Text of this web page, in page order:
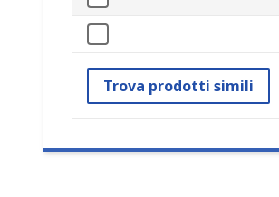
Trova prodotti simili